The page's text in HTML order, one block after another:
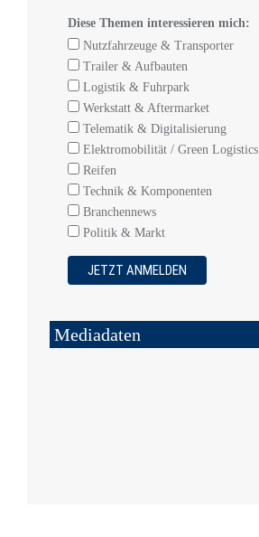
Diese Themen interessieren mich:
Nutzfahrzeuge & Transporter
Trailer & Aufbauten
Logistik & Fuhrpark
Werkstatt & Aftermarket
Telematik & Digitalisierung
Elektromobilität / Green Logistics
Reifen
Technik & Komponenten
Branchennews
Politik & Markt
Mediadaten